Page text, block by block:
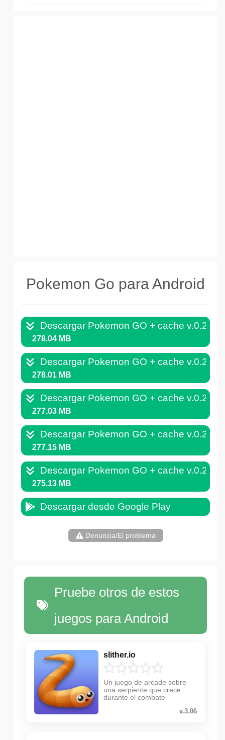
Pokemon Go para Android
Descargar Pokemon GO + cache
278.04 MB
Descargar Pokemon GO + cache
278.01 MB
Descargar Pokemon GO + cache
277.03 MB
Descargar Pokemon GO + cache
277.15 MB
Descargar Pokemon GO + cache
275.13 MB
Descargar desde Google Play
Denuncia/El problema
Pruebe otros de estos
juegos para Android
slither.io
Un juego de arcade sobre
una serpiente que crece
durante el combate
v.3.06